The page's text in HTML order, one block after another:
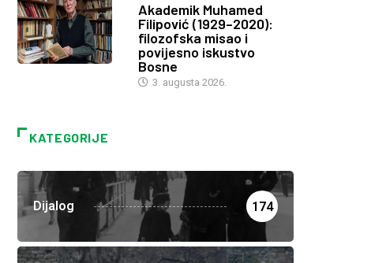
Akademik Muhamed
Filipović (1929–2020):
filozofska misao i
povijesno iskustvo
Bosne
3. augusta 2026.
KATEGORIJE
Dijalog 174